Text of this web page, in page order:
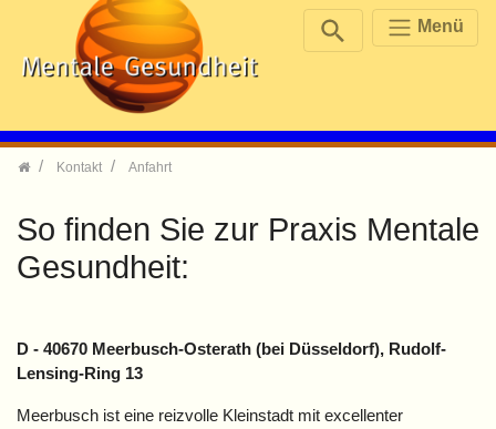
Skip navigation
Menü
Kontakt Anfahrt
So finden Sie zur Praxis Mentale
Gesundheit:
D - 40670 Meerbusch-Osterath (bei Düsseldorf), Rudolf-
Lensing-Ring 13
Meerbusch ist eine reizvolle Kleinstadt mit excellenter